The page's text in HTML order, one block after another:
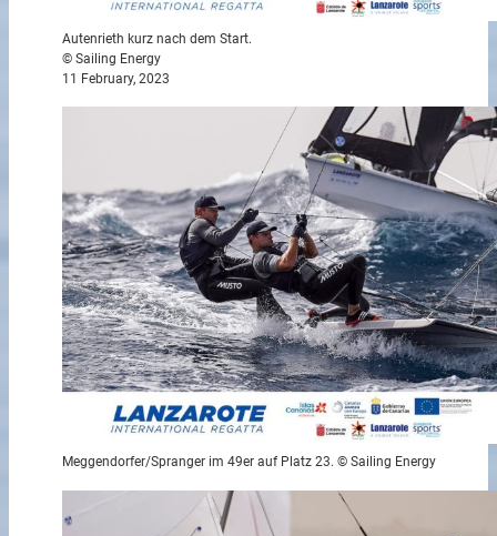
Autenrieth kurz nach dem Start.
© Sailing Energy
11 February, 2023
Meggendorfer/Spranger im 49er auf Platz 23. © Sailing Energy